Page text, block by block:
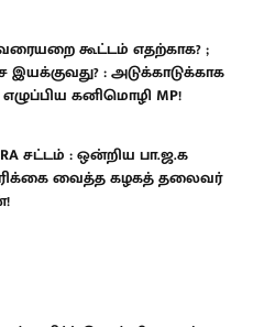
கூட்டம் எதற்காக? ;
: அடுக்காடுக்காக
கனிமொழி MP!
சட்டம் : ஒன்றிய பா.ஜ.க
வைத்த கழகத் தலைவர்